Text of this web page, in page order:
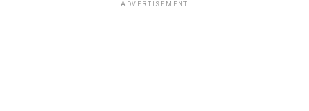
ADVERTISEMENT